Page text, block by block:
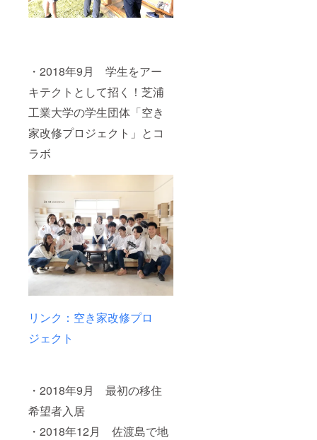
・2018年9月 学生をアー
キテクトとして招く！芝浦
工業大学の学生団体「空き
家改修プロジェクト」とコ
ラボ
リンク：空き家改修プロ
ジェクト
・2018年9月 最初の移住
希望者入居
・2018年12月 佐渡島で地